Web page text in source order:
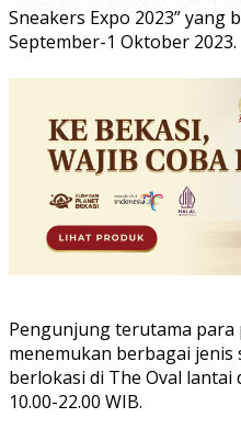
Sneakers Expo 2023”
September-1 Oktober 2023.
Pengunjung terutama para
menemukan berbagai
berlokasi di The Oval
10.00-22.00 WIB.